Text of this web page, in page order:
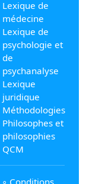
Lexique de
médecine
Lexique de
psychologie et
de
psychanalyse
Lexique
juridique
Méthodologies
Philosophes et
philosophies
QCM